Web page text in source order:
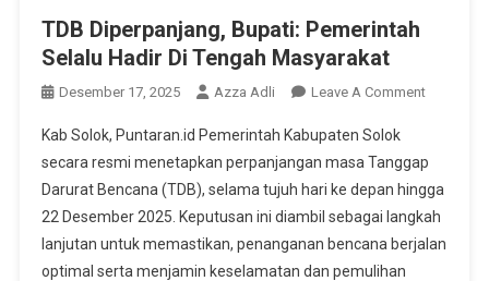
TDB Diperpanjang, Bupati: Pemerintah
Selalu Hadir Di Tengah Masyarakat
Desember 17, 2025 Azza Adli Leave A CommentOn
Bupati:
Selalu
Hadir
Kab Solok, Puntaran.id Pemerintah Kabupaten Solok
secara resmi menetapkan perpanjangan masa Tanggap
Darurat Bencana (TDB), selama tujuh hari ke depan hingga
22 Desember 2025. Keputusan ini diambil sebagai langkah
lanjutan untuk memastikan, penanganan bencana berjalan
optimal serta menjamin keselamatan dan pemulihan